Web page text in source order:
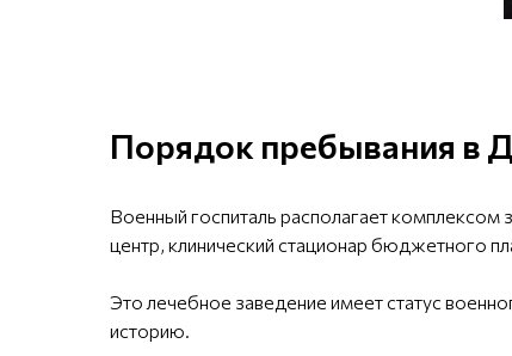
Порядок пребывания в
Военный госпиталь располагает комплексом
центр, клинический стационар бюджетного
Это лечебное заведение имеет статус
историю.